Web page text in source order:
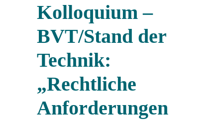
Kolloquium –
BVT/Stand der
Technik:
„Rechtliche
Anforderungen